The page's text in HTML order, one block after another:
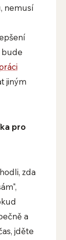
nemusí
bude
jiným
pro
zda
a
jděte